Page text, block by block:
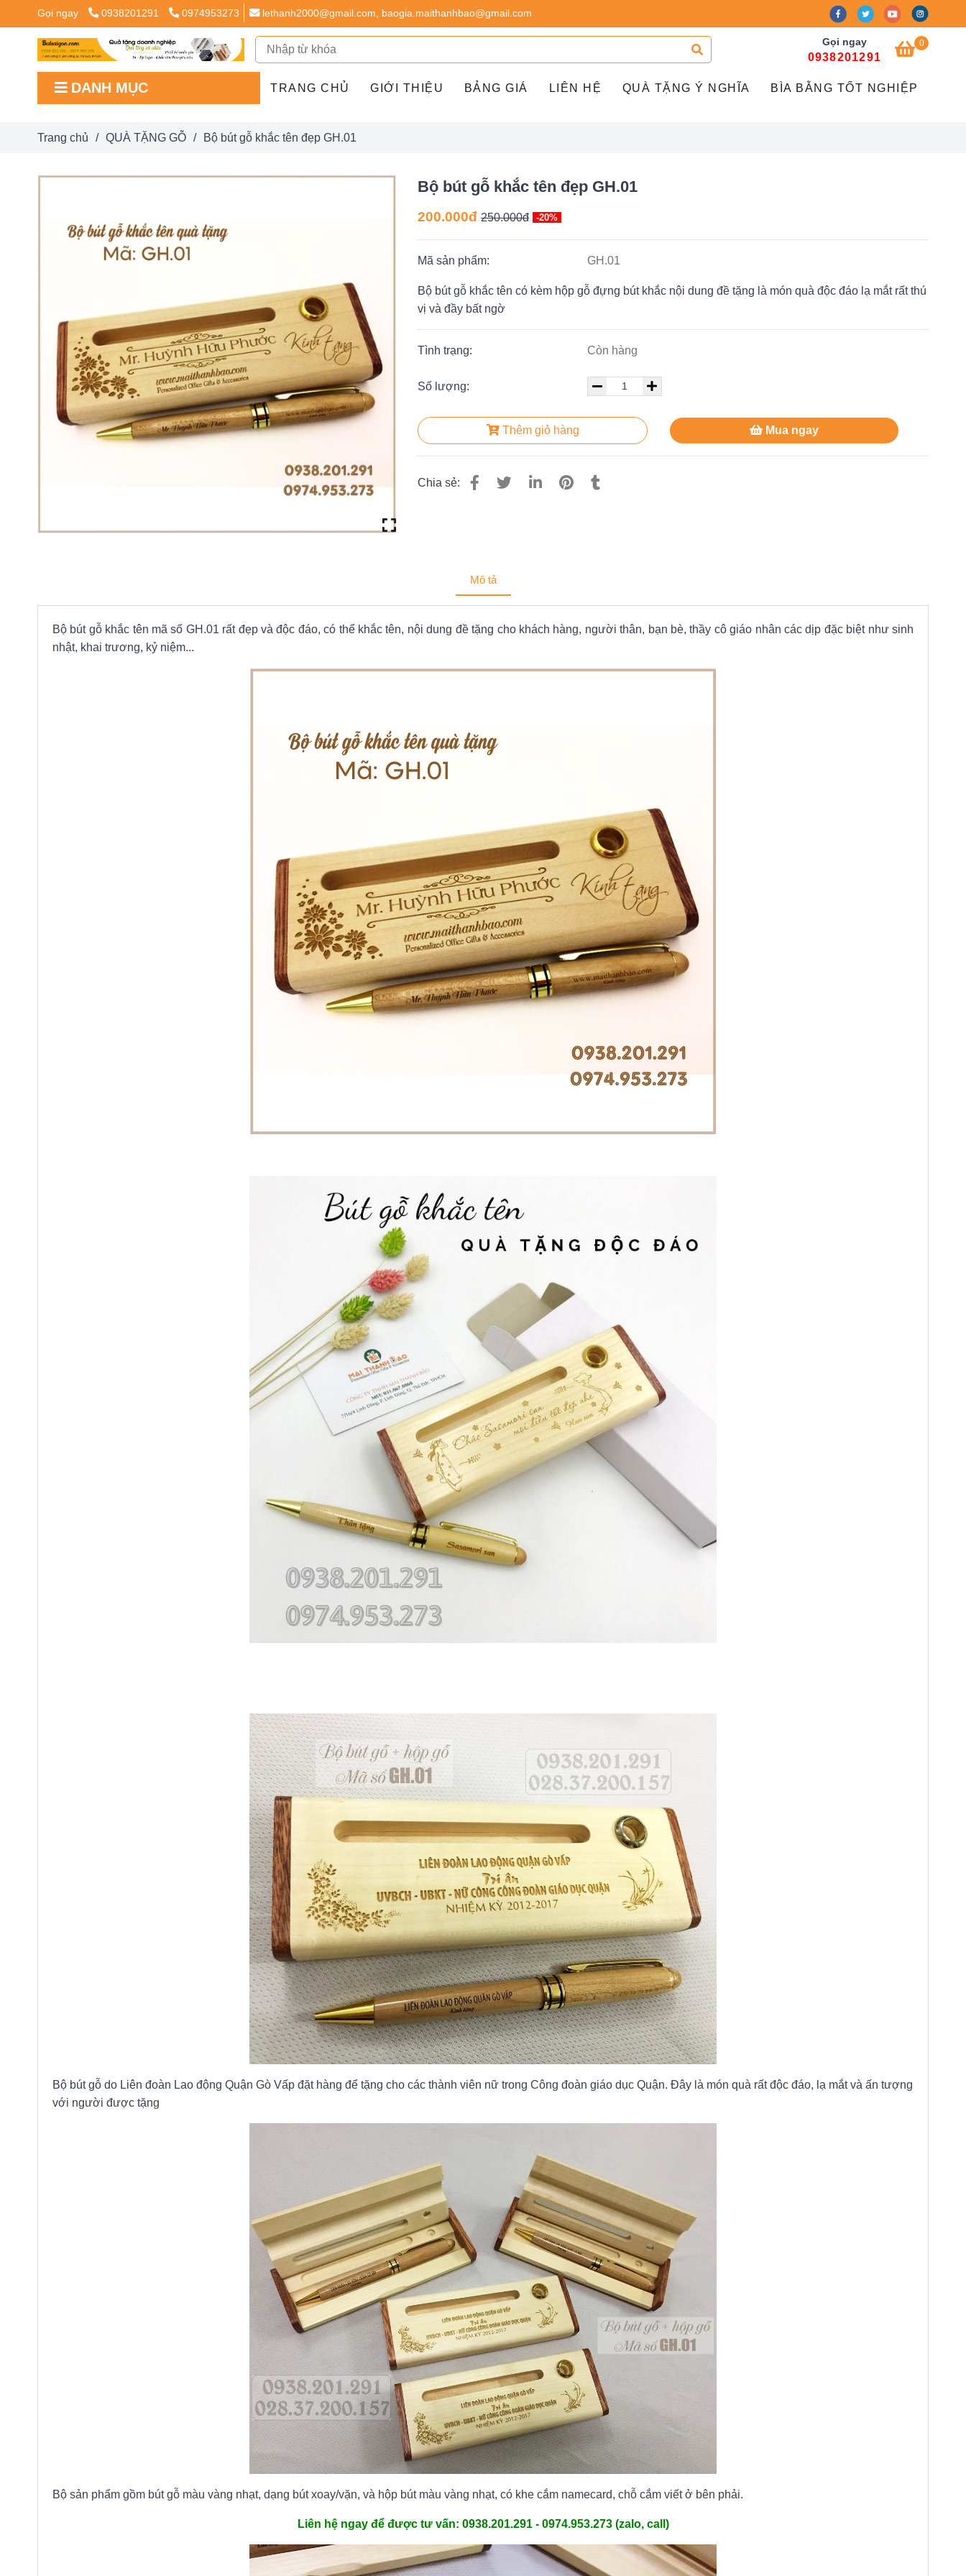
Gọi ngay 0938201291 0974953273 lethanh2000@gmail.com, baogia.maithanhbao@gmail.com
Gọi ngay
0938201291
0
DANH MỤC TRANG CHỦ GIỚI THIỆU BẢNG GIÁ LIÊN HỆ QUÀ TẶNG Ý NGHĨA BÌA BẰNG TỐT NGHIỆP
Trang chủ / QUÀ TẶNG GỖ / Bộ bút gỗ khắc tên đẹp GH.01
Bộ bút gỗ khắc tên đẹp GH.01
200.000đ 250.000đ -20%
Mã sản phẩm: GH.01
Bộ bút gỗ khắc tên có kèm hộp gỗ đựng bút khắc nội dung đề tặng là món quà độc đáo lạ mắt rất thú
vị và đầy bất ngờ
Tình trạng: Còn hàng
Số lượng:
Thêm giỏ hàng Mua ngay
Chia sẻ:
Mô tả
Bộ bút gỗ khắc tên mã số GH.01 rất đẹp và độc đáo, có thể khắc tên, nội dung đề tặng cho khách hàng, người thân, bạn bè, thầy cô giáo nhân các dịp đặc biệt như sinh
nhật, khai trương, kỷ niệm...
Bộ bút gỗ do Liên đoàn Lao động Quận Gò Vấp đặt hàng để tặng cho các thành viên nữ trong Công đoàn giáo dục Quận. Đây là món quà rất độc đáo, lạ mắt và ấn tượng
với người được tặng
Bộ sản phẩm gồm bút gỗ màu vàng nhạt, dạng bút xoay/vặn, và hộp bút màu vàng nhạt, có khe cắm namecard, chỗ cắm viết ở bên phải.
Liên hệ ngay để được tư vấn: 0938.201.291 - 0974.953.273 (zalo, call)